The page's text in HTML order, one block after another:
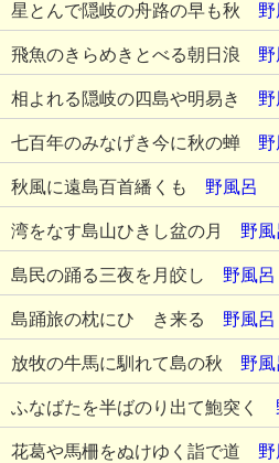
星とんで隠岐の舟路の早も秋 野
飛魚のきらめきとべる朝日浪 野
相よれる隠岐の四島や明易き 野
七百年のみなげき今に秋の蝉 野
秋風に遠島百首繙くも 野風呂
湾をなす島山ひきし盆の月 野風
島民の踊る三夜を月皎し 野風呂
島踊旅の枕にひゞき来る 野風呂
放牧の牛馬に馴れて島の秋 野風
ふなばたを半ばのり出て鮑突く
花葛や馬柵をぬけゆく詣で道 野